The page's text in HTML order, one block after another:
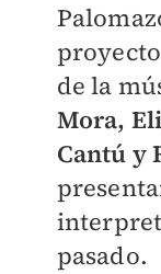
de la
Mora,
Cantú y
pasado.